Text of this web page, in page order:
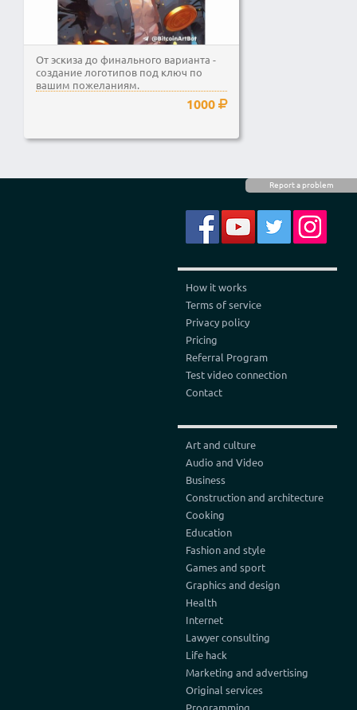
Report a problem
От эскиза до финального варианта -
создание логотипов под ключ по
вашим пожеланиям.
1000
How it works
Terms of service
Privacy policy
Pricing
Referral Program
Test video connection
Contact
Art and culture
Audio and Video
Business
Construction and architecture
Cooking
Education
Fashion and style
Games and sport
Graphics and design
Health
Internet
Lawyer consulting
Life hack
Marketing and advertising
Original services
Programming